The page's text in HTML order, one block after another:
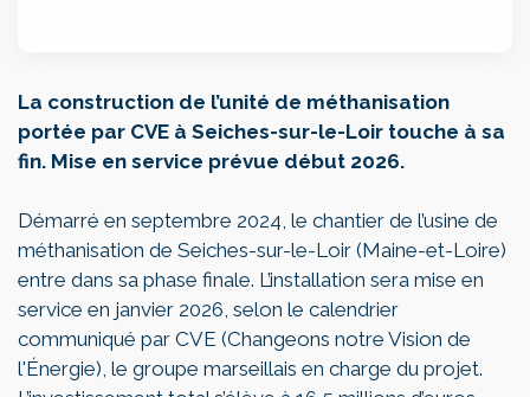
La construction de l’unité de méthanisation
portée par CVE à Seiches-sur-le-Loir touche à sa
fin. Mise en service prévue début 2026.
Démarré en septembre 2024, le chantier de l’usine de
méthanisation de Seiches-sur-le-Loir (Maine-et-Loire)
entre dans sa phase finale. L’installation sera mise en
service en janvier 2026, selon le calendrier
communiqué par CVE (Changeons notre Vision de
l'Énergie), le groupe marseillais en charge du projet.